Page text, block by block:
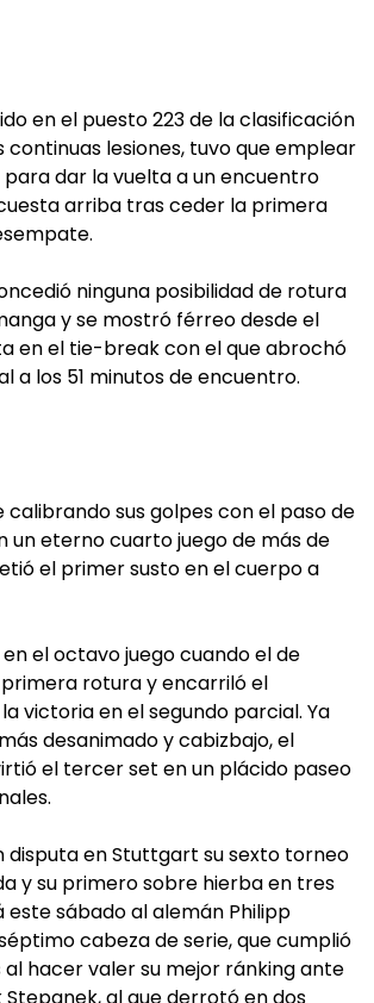
en el puesto 223 de la clasificación
continuas lesiones, tuvo que emplear
dar la vuelta a un encuentro
arriba tras ceder la primera
ninguna posibilidad de rotura
y se mostró férreo desde el
en el tie-break con el que abrochó
a los 51 minutos de encuentro.
calibrando sus golpes con el paso de
un eterno cuarto juego de más de
el primer susto en el cuerpo a
el octavo juego cuando el de
rotura y encarriló el
victoria en el segundo parcial. Ya
desanimado y cabizbajo, el
el tercer set en un plácido paseo
disputa en Stuttgart su sexto torneo
y su primero sobre hierba en tres
este sábado al alemán Philipp
cabeza de serie, que cumplió
hacer valer su mejor ránking ante